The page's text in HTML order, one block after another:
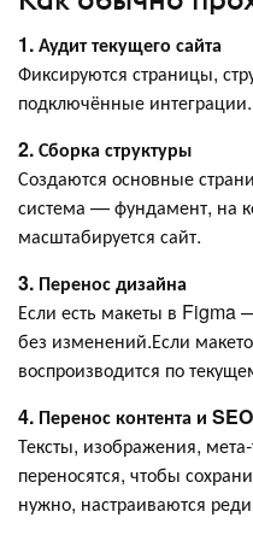
1. Аудит текущего сайта
Фиксируются страницы,
подключённые
2. Сборка структуры
Создаются основные
система — фундамент, на
масштабируется сайт.
3. Перенос дизайна
Если есть макеты в Figma
без изменений.Если
воспроизводится по
4. Перенос контента и SEO
Тексты, изображения, мета-
переносятся, чтобы
нужно, настраиваются